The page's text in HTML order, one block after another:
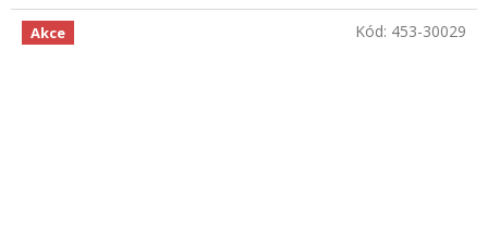
hvězdiček.
Akce Kód: 453-30029